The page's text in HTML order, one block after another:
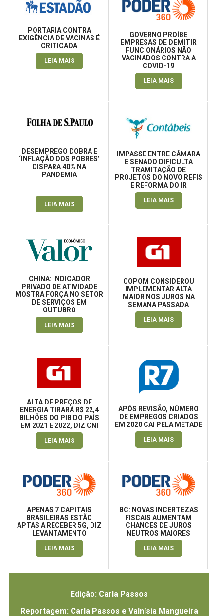
PORTARIA CONTRA
EXIGÊNCIA DE VACINAS É
CRITICADA
LEIA MAIS
GOVERNO PROÍBE
EMPRESAS DE DEMITIR
FUNCIONÁRIOS NÃO
VACINADOS CONTRA A
COVID-19
LEIA MAIS
DESEMPREGO DOBRA E
‘INFLAÇÃO DOS POBRES’
DISPARA 40% NA
PANDEMIA
LEIA MAIS
IMPASSE ENTRE CÂMARA
E SENADO DIFICULTA
TRAMITAÇÃO DE
PROJETOS DO NOVO REFIS
E REFORMA DO IR
LEIA MAIS
CHINA: INDICADOR
PRIVADO DE ATIVIDADE
MOSTRA FORÇA NO SETOR
DE SERVIÇOS EM
OUTUBRO
LEIA MAIS
COPOM CONSIDEROU
IMPLEMENTAR ALTA
MAIOR NOS JUROS NA
SEMANA PASSADA
LEIA MAIS
ALTA DE PREÇOS DE
ENERGIA TIRARÁ R$ 22,4
BILHÕES DO PIB DO PAÍS
EM 2021 E 2022, DIZ CNI
LEIA MAIS
APÓS REVISÃO, NÚMERO
DE EMPREGOS CRIADOS
EM 2020 CAI PELA METADE
LEIA MAIS
APENAS 7 CAPITAIS
BRASILEIRAS ESTÃO
APTAS A RECEBER 5G, DIZ
LEVANTAMENTO
LEIA MAIS
BC: NOVAS INCERTEZAS
FISCAIS AUMENTAM
CHANCES DE JUROS
NEUTROS MAIORES
LEIA MAIS
Edição: Carla Passos
Reportagem: Carla Passos e Valnísia Mangueira